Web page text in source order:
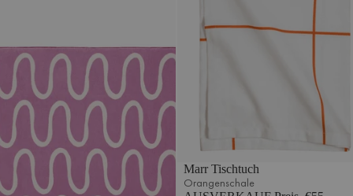
Marr Tischtuch
Orangenschale